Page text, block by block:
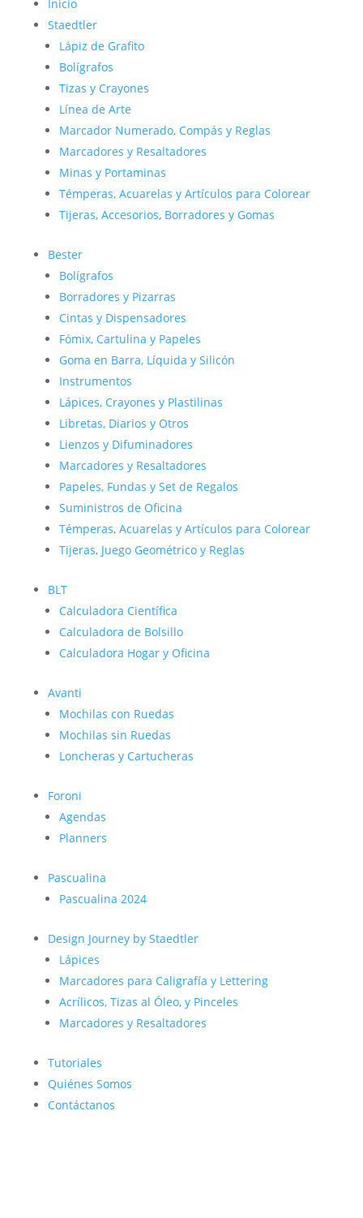
Inicio
Staedtler
Lápiz de Grafito
Bolígrafos
Tizas y Crayones
Línea de Arte
Marcador Numerado, Compás y Reglas
Marcadores y Resaltadores
Minas y Portaminas
Témperas, Acuarelas y Artículos para Colorear
Tijeras, Accesorios, Borradores y Gomas
Bester
Bolígrafos
Borradores y Pizarras
Cintas y Dispensadores
Fómix, Cartulina y Papeles
Goma en Barra, Líquida y Silicón
Instrumentos
Lápices, Crayones y Plastilinas
Libretas, Diarios y Otros
Lienzos y Difuminadores
Marcadores y Resaltadores
Papeles, Fundas y Set de Regalos
Suministros de Oficina
Témperas, Acuarelas y Artículos para Colorear
Tijeras, Juego Geométrico y Reglas
BLT
Calculadora Científica
Calculadora de Bolsillo
Calculadora Hogar y Oficina
Avanti
Mochilas con Ruedas
Mochilas sin Ruedas
Loncheras y Cartucheras
Foroni
Agendas
Planners
Pascualina
Pascualina 2024
Design Journey by Staedtler
Lápices
Marcadores para Caligrafía y Lettering
Acrílicos, Tizas al Óleo, y Pinceles
Marcadores y Resaltadores
Tutoriales
Quiénes Somos
Contáctanos